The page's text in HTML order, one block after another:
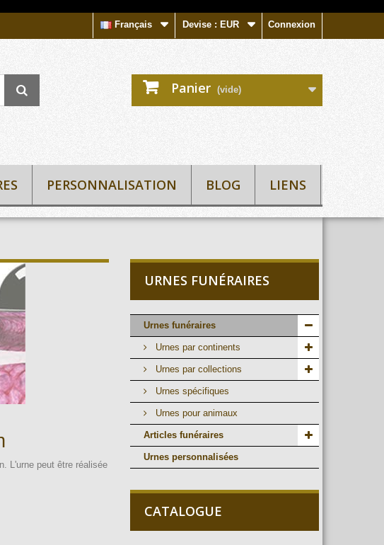
Connexion
Devise : EUR
Français
Panier (vide)
PERSONNALISATION BLOG LIENS
URNES FUNÉRAIRES
Urnes funéraires
Urnes par continents
Urnes par collections
Urnes spécifiques
Urnes pour animaux
Articles funéraires
Urnes personnalisées
CATALOGUE
L'urne peut être réalisée